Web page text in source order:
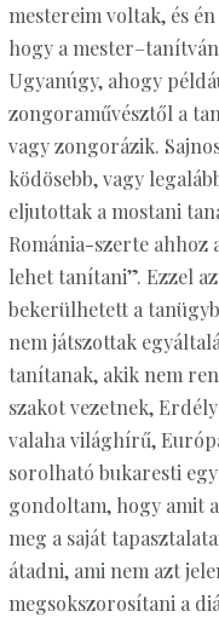
mestereim voltak, és
hogy a
Ugyanúgy, ahogy
zongoraművésztől a
vagy zongorázik.
ködösebb, vagy
eljutottak a mostani
Románia-szerte ahhoz
lehet tanítani”. Ezzel
bekerülhetett a
nem játszottak
tanítanak, akik nem
szakot vezetnek,
valaha világhírű,
sorolható bukaresti
gondoltam, hogy amit
meg a saját
átadni, ami nem azt
megsokszorosítani a